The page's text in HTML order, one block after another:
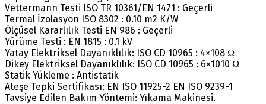
Vettermann Testi ISO TR 10361/EN 1471 : Geçerli
Termal İzolasyon ISO 8302 : 0.10 m2 K/W
Ölçüsel Kararlılık Testi EN 986 : Geçerli
Yürüme Testi : EN 1815 : 0.1 kV
Yatay Elektriksel Dayanıklılık: ISO CD 10965 : 4×108 Ω
Dikey Elektriksel Dayanıklılık: ISO CD 10965 : 6×1010 Ω
Statik Yükleme : Antistatik
Ateşe Tepki Sertifikası: EN ISO 11925-2 EN ISO 9239-1
Tavsiye Edilen Bakım Yöntemi: Yıkama Makinesi.